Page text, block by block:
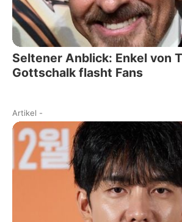
Seltener Anblick: Enkel von
Gottschalk flasht Fans
Artikel -